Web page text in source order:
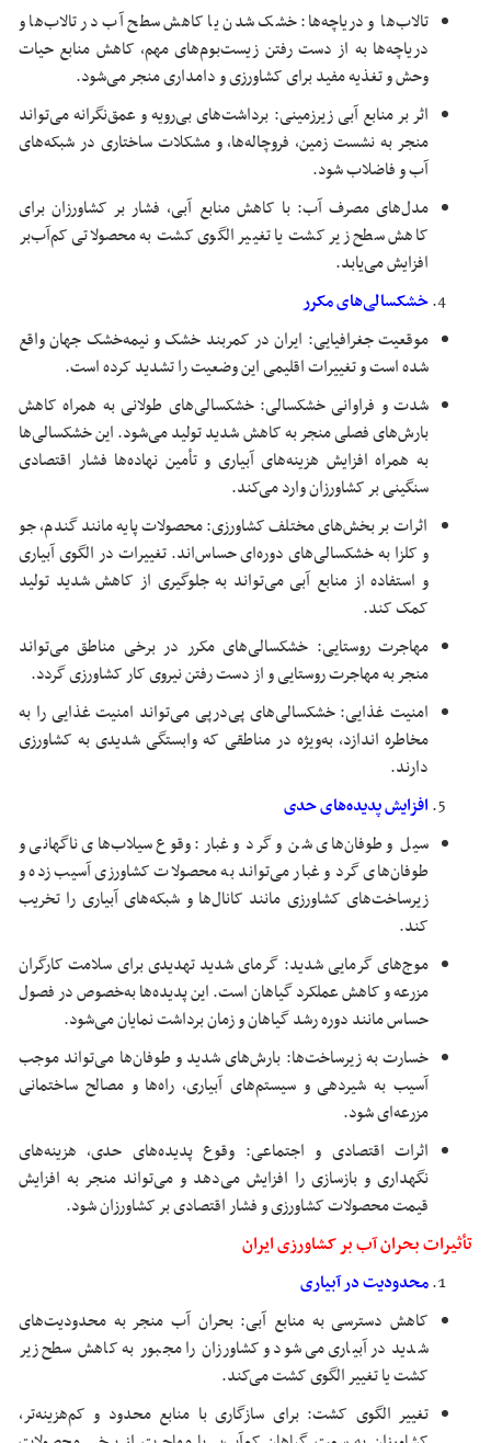
تالاب‌ها و دریاچه‌ها: خشک شدن یا کاهش سطح آب در تالاب‌ها و
دریاچه‌ها به از دست رفتن زیست‌بوم‌های مهم، کاهش منابع حیات
وحش و تغذیه مفید برای کشاورزی و دامداری منجر می‌شود.
اثر بر منابع آبی زیرزمینی: برداشت‌های بی‌رویه و عمق‌نگرانه می‌تواند
منجر به نشست زمین، فروچاله‌ها، و مشکلات ساختاری در شبکه‌های
آب و فاضلاب شود.
مدل‌های مصرف آب: با کاهش منابع آبی، فشار بر کشاورزان برای
کاهش سطح زیر کشت یا تغییر الگوی کشت به محصولاتی کم‌آب‌بر
افزایش می‌یابد.
خشکسالی‌های مکرر
موقعیت جغرافیایی: ایران در کمربند خشک و نیمه‌خشک جهان واقع
شده است و تغییرات اقلیمی این وضعیت را تشدید کرده است.
شدت و فراوانی خشکسالی: خشکسالی‌های طولانی به همراه کاهش
بارش‌های فصلی منجر به کاهش شدید تولید می‌شود. این خشکسالی‌ها
به همراه افزایش هزینه‌های آبیاری و تأمین نهاده‌ها فشار اقتصادی
سنگینی بر کشاورزان وارد می‌کند.
اثرات بر بخش‌های مختلف کشاورزی: محصولات پایه مانند گندم، جو
و کلزا به خشکسالی‌های دوره‌ای حساس‌اند. تغییرات در الگوی آبیاری
و استفاده از منابع آبی می‌تواند به جلوگیری از کاهش شدید تولید
کمک کند.
مهاجرت روستایی: خشکسالی‌های مکرر در برخی مناطق می‌تواند
منجر به مهاجرت روستایی و از دست رفتن نیروی کار کشاورزی گردد.
امنیت غذایی: خشکسالی‌های پی‌درپی می‌تواند امنیت غذایی را به
مخاطره اندازد، به‌ویژه در مناطقی که وابستگی شدیدی به کشاورزی
دارند.
افزایش پدیده‌های حدی
سیل و طوفان‌های شن و گرد و غبار: وقوع سیلاب‌های ناگهانی و
طوفان‌های گرد و غبار می‌تواند به محصولات کشاورزی آسیب زده و
زیرساخت‌های کشاورزی مانند کانال‌ها و شبکه‌های آبیاری را تخریب
کند.
موج‌های گرمایی شدید: گرمای شدید تهدیدی برای سلامت کارگران
مزرعه و کاهش عملکرد گیاهان است. این پدیده‌ها به‌خصوص در فصول
حساس مانند دوره رشد گیاهان و زمان برداشت نمایان می‌شود.
خسارت به زیرساخت‌ها: بارش‌های شدید و طوفان‌ها می‌تواند موجب
آسیب به شیردهی و سیستم‌های آبیاری، راه‌ها و مصالح ساختمانی
مزرعه‌ای شود.
اثرات اقتصادی و اجتماعی: وقوع پدیده‌های حدی، هزینه‌های
نگهداری و بازسازی را افزایش می‌دهد و می‌تواند منجر به افزایش
قیمت محصولات کشاورزی و فشار اقتصادی بر کشاورزان شود.
تأثیرات بحران آب بر کشاورزی ایران
محدودیت در آبیاری
کاهش دسترسی به منابع آبی: بحران آب منجر به محدودیت‌های
شدید در آبیاری می‌شود و کشاورزان را مجبور به کاهش سطح زیر
کشت یا تغییر الگوی کشت می‌کند.
تغییر الگوی کشت: برای سازگاری با منابع محدود و کم‌هزینه‌تر،